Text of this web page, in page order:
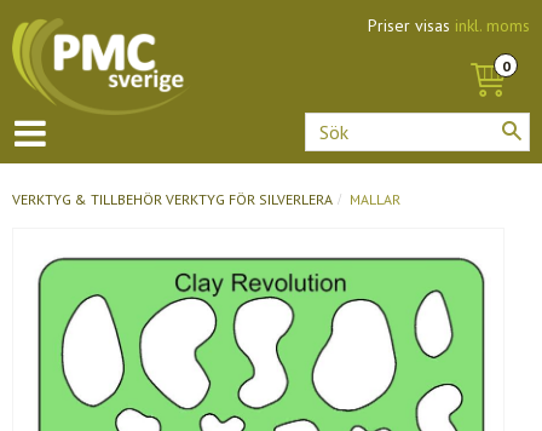
Priser visas inkl. moms
VERKTYG & TILLBEHÖR VERKTYG FÖR SILVERLERA MALLAR